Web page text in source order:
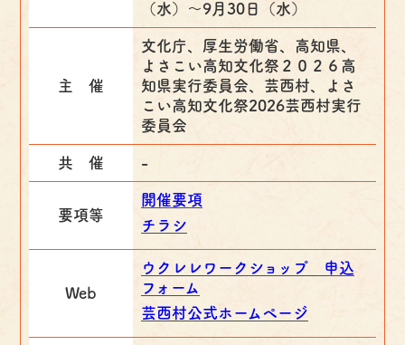
（水）～9月30日（水）
主 催
文化庁、厚生労働省、高知県、
よさこい高知文化祭２０２６高
知県実行委員会、芸西村、よさ
こい高知文化祭2026芸西村実行
委員会
共 催 -
要項等
開催要項
チラシ
Web
ウクレレワークショップ 申込
フォーム
芸西村公式ホームページ